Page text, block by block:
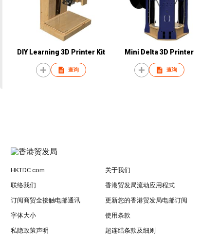
DIY Learning 3D Printer Kit
查询
Mini Delta 3D Printer
查询
HKTDC.com 关于我们
联络我们 香港贸发局流动应用程式
订阅商贸全接触电邮通讯 更新您的香港贸发局电邮订阅
字体大小 使用条款
私隐政策声明 超连结条款及细则